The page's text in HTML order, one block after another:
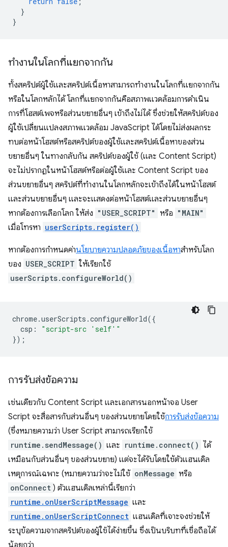
}
}
ทำงานในโลกที่แยกจากกัน
ทั้งสคริปต์ผู้ใช้และสคริปต์เนื้อหาสามารถทำงานในโลกที่แยกจากกัน
หรือในโลกหลักได้ โลกที่แยกจากกันคือสภาพแวดล้อมการดำเนิน
การที่โฮสต์เพจหรือส่วนขยายอื่นๆ เข้าถึงไม่ได้ ซึ่งช่วยให้สคริปต์ของ
ผู้ใช้เปลี่ยนแปลงสภาพแวดล้อม JavaScript ได้โดยไม่ส่งผลกระ
ทบต่อหน้าโฮสต์หรือสคริปต์ของผู้ใช้และสคริปต์เนื้อหาของส่วน
ขยายอื่นๆ ในทางกลับกัน สคริปต์ของผู้ใช้ (และ Content Script)
จะไม่ปรากฏในหน้าโฮสต์หรือต่อผู้ใช้และ Content Script ของ
ส่วนขยายอื่นๆ สคริปต์ที่ทำงานในโลกหลักจะเข้าถึงได้ในหน้าโฮสต์
และส่วนขยายอื่นๆ และจะแสดงต่อหน้าโฮสต์และส่วนขยายอื่นๆ
หากต้องการเลือกโลก ให้ส่ง "USER_SCRIPT" หรือ "MAIN"
เมื่อโทรหา userScripts.register()
หากต้องการกำหนดค่านโยบายความปลอดภัยของเนื้อหาสำหรับโลก
ของ USER_SCRIPT ให้เรียกใช้
userScripts.configureWorld()
chrome.userScripts .configureWorld({
csp :
"script-src 'self'"
});
การรับส่งข้อความ
เช่นเดียวกับ Content Script และเอกสารนอกหน้าจอ User
Script จะสื่อสารกับส่วนอื่นๆ ของส่วนขยายโดยใช้การรับส่งข้อความ
(ซึ่งหมายความว่า User Script สามารถเรียกใช้
runtime.sendMessage() และ runtime.connect() ได้
เหมือนกับส่วนอื่นๆ ของส่วนขยาย) แต่จะได้รับโดยใช้ตัวแฮนเดิล
เหตุการณ์เฉพาะ (หมายความว่าจะไม่ใช้ onMessage หรือ
onConnect ) ตัวแฮนเดิลเหล่านี้เรียกว่า
runtime.onUserScriptMessage และ
runtime.onUserScriptConnect แฮนเดิลที่เจาะจงช่วยให้
ระบุข้อความจากสคริปต์ของผู้ใช้ได้ง่ายขึ้น ซึ่งเป็นบริบทที่เชื่อถือได้